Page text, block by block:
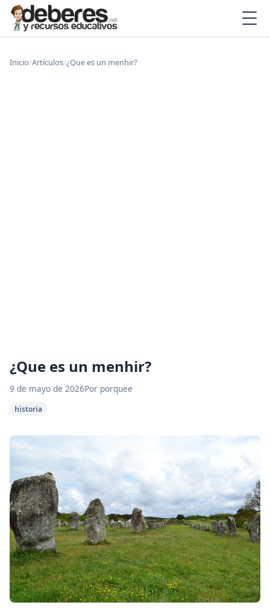
Inicio/Artículos/¿Que es un menhir?
¿Que es un menhir?
9 de mayo de 2026Por porquee
historia